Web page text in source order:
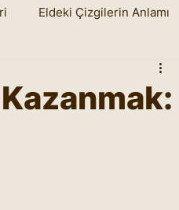
Eldeki Çizgilerin Anlamı